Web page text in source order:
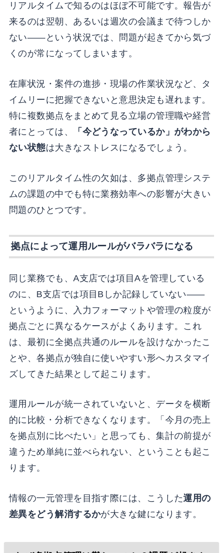
リアルタイムで知るのはほぼ不可能です。報告が
来るのは翌朝、あるいは週次の会議まで待つしか
ない——という状況では、問題が起きてから気づ
くのが常になってしまいます。
在庫状況・案件の進捗・現場の作業状況など、タ
イムリーに把握できないと意思決定も遅れます。
特に複数拠点をまとめて見る立場の管理職や経営
者にとっては、
「今どうなっているか」がわから
ない状態は大きなストレスになるでしょう。
このリアルタイム性の欠如は、多拠点管理システ
ムの課題の中でも特に業務効率への影響が大きい
問題のひとつです。
拠点によって運用ルールがバラバラになる
同じ業務でも、A支店では項目Aを管理している
のに、B支店では項目Bしか記録していない——
というように、入力フォーマットや管理の粒度が
拠点ごとに異なるケースがよくあります。これ
は、最初に全拠点共通のルールを設けなかったこ
とや、各拠点が独自に使いやすい形へカスタマイ
ズしてきた結果として起こります。
運用ルールが統一されていないと、データを横断
的に比較・分析できなくなります。「今月の売上
を拠点別に比べたい」と思っても、集計の前提が
違うため単純に並べられない、ということも起こ
ります。
情報の一元管理を目指す際には、こうした運用の
差異をどう解消するかが大きな鍵になります。